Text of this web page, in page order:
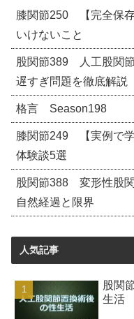
膝関節250 【完全保
いけないこと
股関節389 人工股関
遅すぎ問題を徹底解説
格言 Season198
膝関節249 【実例で
体験談5選
股関節388 変形性股
自然経過と限界
人気記事
股関
生活